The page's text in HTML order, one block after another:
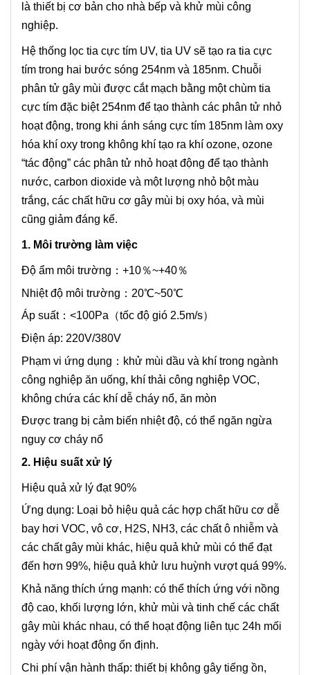
là thiết bị cơ bản cho nhà bếp và khử mùi công
nghiệp.
Hệ thống lọc tia cực tím UV, tia UV sẽ tạo ra tia cực
tím trong hai bước sóng 254nm và 185nm. Chuỗi
phân tử gây mùi được cắt mạch bằng một chùm tia
cực tím đặc biệt 254nm để tạo thành các phân tử nhỏ
hoạt động, trong khi ánh sáng cực tím 185nm làm oxy
hóa khí oxy trong không khí tạo ra khí ozone, ozone
“tác động” các phân tử nhỏ hoạt động để tạo thành
nước, carbon dioxide và một lượng nhỏ bột màu
trắng, các chất hữu cơ gây mùi bị oxy hóa, và mùi
cũng giảm đáng kể.
1. Môi trường làm việc
Độ ẩm môi trường：+10％~+40％
Nhiệt độ môi trường：20℃~50℃
Áp suất：<100Pa（tốc độ gió 2.5m/s）
Điện áp: 220V/380V
Phạm vi ứng dụng：khử mùi dầu và khí trong ngành
công nghiệp ăn uống, khí thải công nghiệp VOC,
không chứa các khí dễ cháy nổ, ăn mòn
Được trang bị cảm biến nhiệt độ, có thể ngăn ngừa
nguy cơ cháy nổ
2. Hiệu suất xử lý
Hiệu quả xử lý đạt 90%
Ứng dụng: Loại bỏ hiệu quả các hợp chất hữu cơ dễ
bay hơi VOC, vô cơ, H2S, NH3, các chất ô nhiễm và
các chất gây mùi khác, hiệu quả khử mùi có thể đạt
đến hơn 99%, hiệu quả khử lưu huỳnh vượt quá 99%.
Khả năng thích ứng mạnh: có thể thích ứng với nồng
độ cao, khối lượng lớn, khử mùi và tinh chế các chất
gây mùi khác nhau, có thể hoạt động liên tục 24h mối
ngày với hoạt động ổn định.
Chi phí vận hành thấp: thiết bị không gây tiếng ồn,